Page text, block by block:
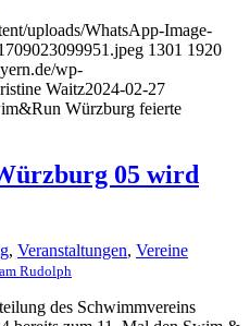
uploads/WhatsApp-Image-
1301 1920
wp-
Waitz2024-02-27
Würzburg feierte
05 wird
, Veranstaltungen, Vereine
Rudolph
des Schwimmvereins